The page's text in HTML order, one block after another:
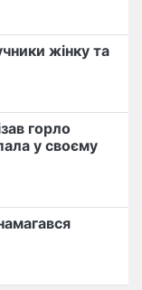
жінку та
горло
у своєму